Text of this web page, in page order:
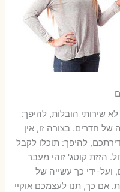
שירותי הובלות, להיפך:
של חדרים. בצורה זו, אין
להיפך: תוכלו לקבל
הזזת קוטג' זוהי מעבר
ועל-ידי כך עשייה של
אם כך, תנו לעצמכם אוקיי